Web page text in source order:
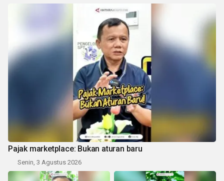
Pajak marketplace: Bukan aturan baru
Senin, 3 Agustus 2026